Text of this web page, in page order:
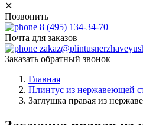
✕
Позвонить
8 (495) 134-34-70
Почта для заказов
Заказать обратный звонок
Главная
Плинтус из нержавеющей
Заглушка правая из